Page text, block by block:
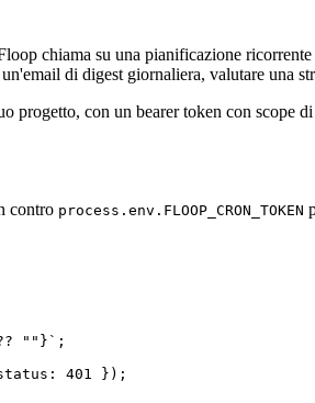
chiama su una pianificazione
di digest giornaliera, valutare una
progetto, con un bearer token con scope
contro process.env.FLOOP_CRON_TOKEN
""}`;
401 });